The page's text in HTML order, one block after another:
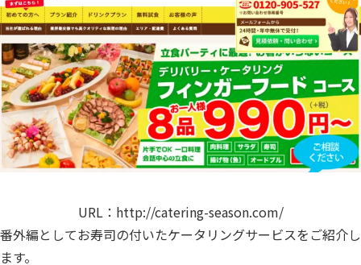
URL： http://catering-season.com/
番外編としてお寿司の付いたケータリングサービスをご紹介し
ます。